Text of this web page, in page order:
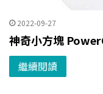
2022-09-27
神奇小方塊
繼續閱讀